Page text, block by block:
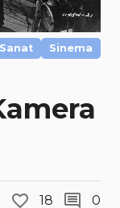
Sinema
18 0